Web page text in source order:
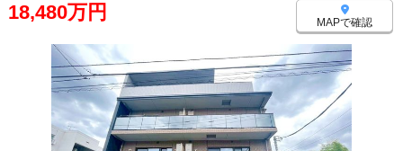
18,480万円 MAPで確認